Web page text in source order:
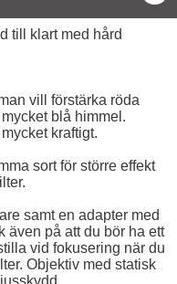
till klart med hård
vill förstärka röda
blå himmel.
kraftigt.
sort för större effekt
samt en adapter med
även på att du bör ha ett
vid fokusering när du
Objektiv med statisk